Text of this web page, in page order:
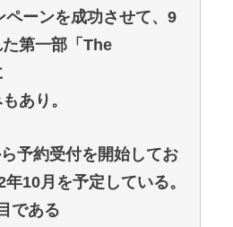
ーンを成功させて、9
第一部「The
あり。
予約受付を開始してお
10月を予定している。
である